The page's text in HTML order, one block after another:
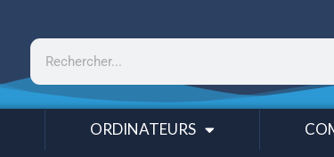
Rechercher
ORDINATEURS